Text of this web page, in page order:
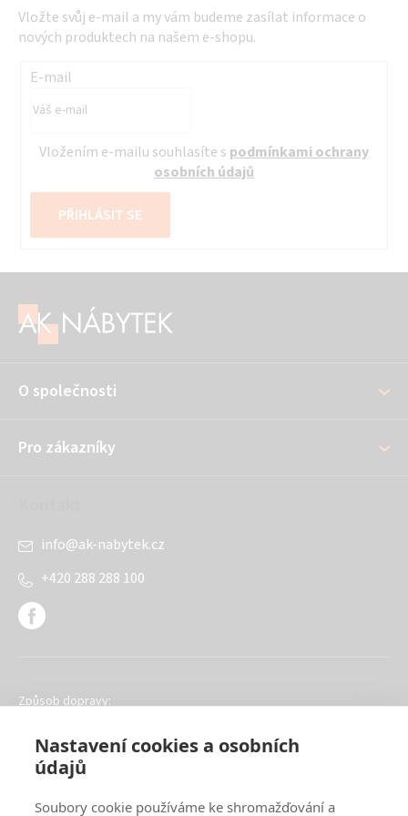
Nastavení cookies a osobních
údajů
Soubory cookie používáme ke shromažďování a
Vložte svůj e-mail a my vám budeme zasílat informace o
nových produktech na našem e-shopu.
E-mail
Vložením e-mailu souhlasíte s podmínkami ochrany
osobních údajů
PŘIHLÁSIT SE
O společnosti
Pro zákazníky
info@ak-nabytek.cz
+420 288 288 100
Způsob dopravy: